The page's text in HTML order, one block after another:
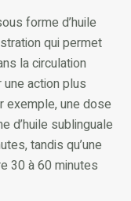
forme d’huile
qui permet
la circulation
une action plus
exemple, une dose
d’huile sublinguale
tandis qu’une
30 à 60 minutes